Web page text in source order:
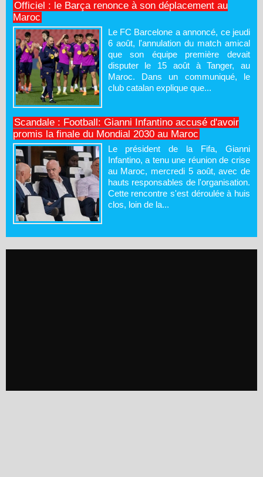
Officiel : le Barça renonce à son déplacement au
Maroc
Le FC Barcelone a annoncé, ce jeudi
6 août, l'annulation du match amical
que son équipe première devait
disputer le 15 août à Tanger, au
Maroc. Dans un communiqué, le
club catalan explique que...
Scandale : Football: Gianni Infantino accusé d'avoir
promis la finale du Mondial 2030 au Maroc
Le président de la Fifa, Gianni
Infantino, a tenu une réunion de crise
au Maroc, mercredi 5 août, avec de
hauts responsables de l'organisation.
Cette rencontre s'est déroulée à huis
clos, loin de la...